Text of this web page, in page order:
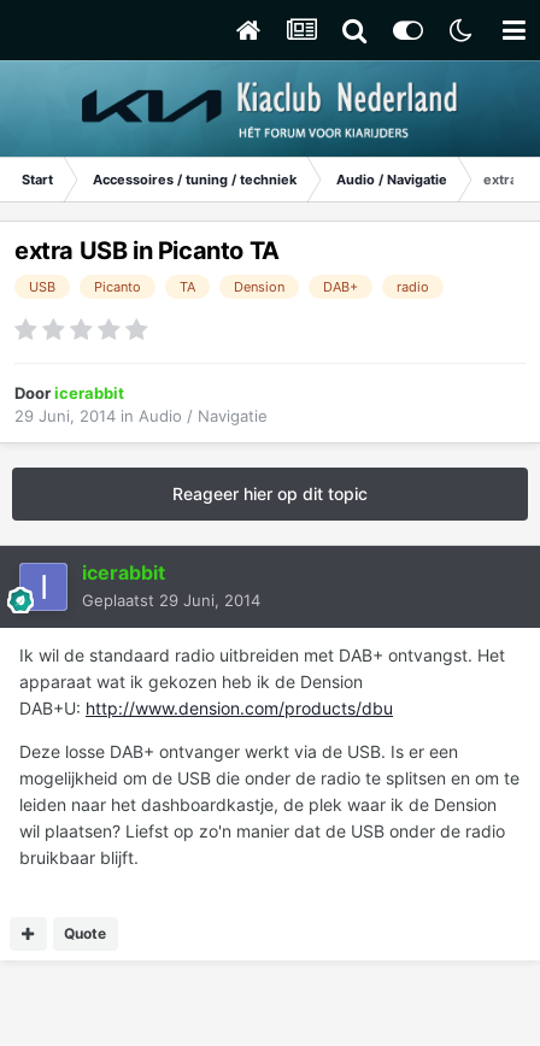
Start Accessoires / tuning / techniek Audio / Navigatie extra
extra USB in Picanto TA
USB Picanto TA Dension DAB+ radio
Dooricerabbit
29 Juni, 2014 in Audio / Navigatie
Reageer hier op dit topic
icerabbit
Geplaatst 29 Juni, 2014
Ik wil de standaard radio uitbreiden met DAB+ ontvangst. Het
apparaat wat ik gekozen heb ik de Dension
DAB+U: http://www.dension.com/products/dbu
Deze losse DAB+ ontvanger werkt via de USB. Is er een
mogelijkheid om de USB die onder de radio te splitsen en om te
leiden naar het dashboardkastje, de plek waar ik de Dension
wil plaatsen? Liefst op zo'n manier dat de USB onder de radio
bruikbaar blijft.
Quote